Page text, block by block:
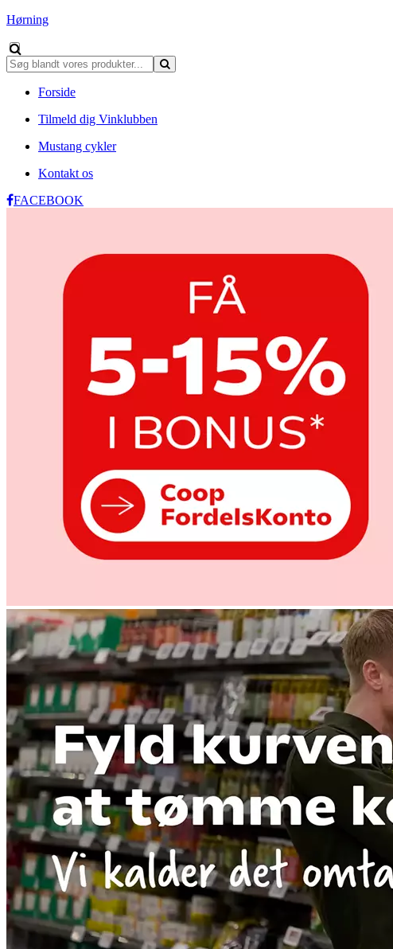
Hørning
Forside
Tilmeld dig Vinklubben
Mustang cykler
Kontakt os
FACEBOOK